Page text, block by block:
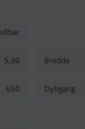
5,30 Bredde
650 Dybgang